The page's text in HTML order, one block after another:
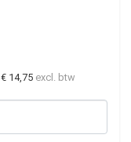
€ 14,75 excl. btw